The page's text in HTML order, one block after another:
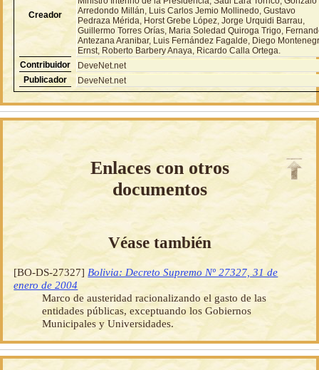
Creador
Arredondo Millán, Luis Carlos Jemio Mollinedo, Gustavo
Pedraza Mérida, Horst Grebe López, Jorge Urquidi Barrau,
Guillermo Torres Orías, Maria Soledad Quiroga Trigo,
Antezana Aranibar, Luis Fernández Fagalde, Diego
Ernst, Roberto Barbery Anaya, Ricardo Calla Ortega.
Contribuidor
DeveNet.net
Publicador
DeveNet.net
Enlaces con otros
documentos
Véase también
[BO-DS-27327] Bolivia: Decreto Supremo Nº 27327, 31 de
enero de 2004
Marco de austeridad racionalizando el gasto de las
entidades públicas, exceptuando los Gobiernos
Municipales y Universidades.